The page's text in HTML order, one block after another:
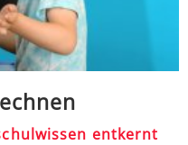
entkernt